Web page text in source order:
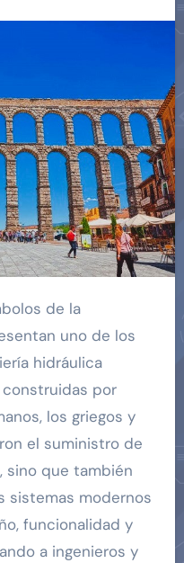
de la
uno de los
hidráulica
construidas por
los griegos y
el suministro de
sino que también
sistemas modernos
funcionalidad y
a ingenieros y